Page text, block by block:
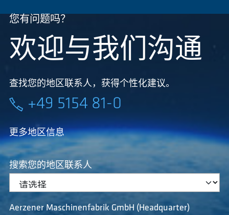
您有问题吗？
欢迎与我们沟通
查找您的地区联系人，获得个性化建议。
+49 5154 81-0
更多地区信息
搜索您的地区联系人
Aerzener Maschinenfabrik GmbH (Headquarter)